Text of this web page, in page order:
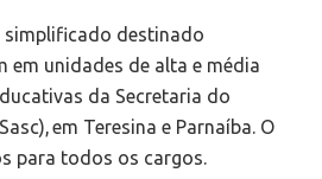
simplificado destinado
em unidades de alta e média
da Secretaria do
em Teresina e Parnaíba. O
para todos os cargos.